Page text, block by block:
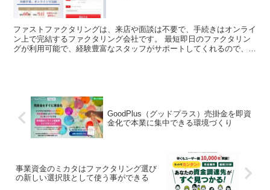
ファストファクタリングは、来店や面談は不要で、手続きはオンライ
ン上で完結するファクタリング会社です。 最短即日のファクタリン
グが利用可能で、経験豊富なスタッフがサポートしてくれるので、初
GoodPlus（グッドプラス）売掛金を即資
金化で本業に集中できる環境づくり
事業資金のミカタはファクタリング選び
の新しい選択肢として使う事ができる